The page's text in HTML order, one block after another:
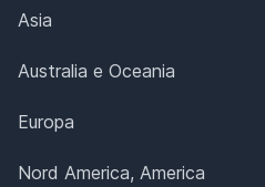
Asia
Australia e Oceania
Europa
Nord America, America